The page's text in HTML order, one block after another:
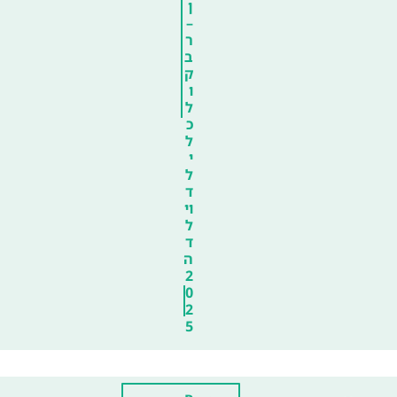
ן
–
ר
ב
ק
ו
ל
כ
ל
י
ל
ד
וי
ל
ד
ה
2
0
2
5